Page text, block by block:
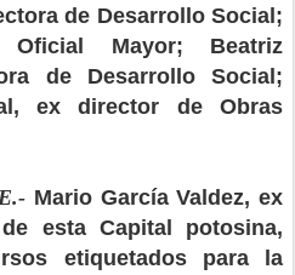
de Desarrollo Social;
Mayor; Beatriz
de Desarrollo Social;
ex director de Obras
Mario García Valdez, ex
esta Capital potosina,
etiquetados para la